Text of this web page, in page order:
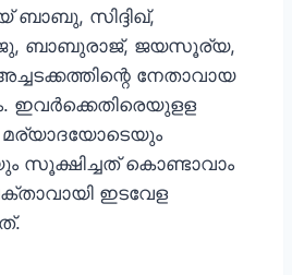
ബാബു, സിദ്ദിഖ്,
ബാബുരാജ്, ജയസൂര്യ,
നേതാവായ
മര്യാദയോടെയും
സൂക്ഷിച്ചത് കൊണ്ടാവാം
ഇടവേള